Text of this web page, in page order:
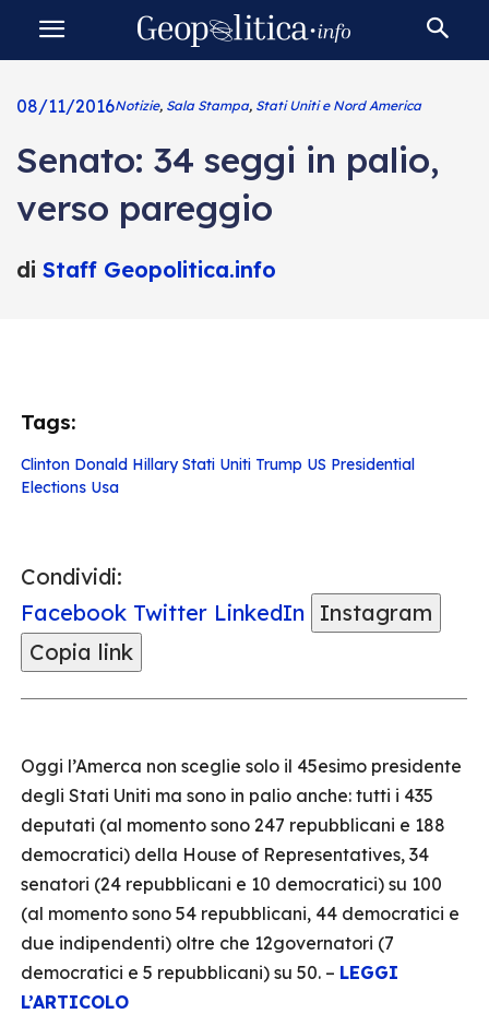
08/11/2016Notizie, Sala Stampa, Stati Uniti e Nord America
Senato: 34 seggi in palio,
verso pareggio
di Staff Geopolitica.info
Tags:
Clinton Donald Hillary Stati Uniti Trump US Presidential
Elections Usa
Condividi:
Facebook Twitter LinkedIn
Instagram
Copia link
Oggi l’Amerca non sceglie solo il 45esimo presidente
degli Stati Uniti ma sono in palio anche: tutti i 435
deputati (al momento sono 247 repubblicani e 188
democratici) della House of Representatives, 34
senatori (24 repubblicani e 10 democratici) su 100
(al momento sono 54 repubblicani, 44 democratici e
due indipendenti) oltre che 12governatori (7
democratici e 5 repubblicani) su 50. – LEGGI
L’ARTICOLO